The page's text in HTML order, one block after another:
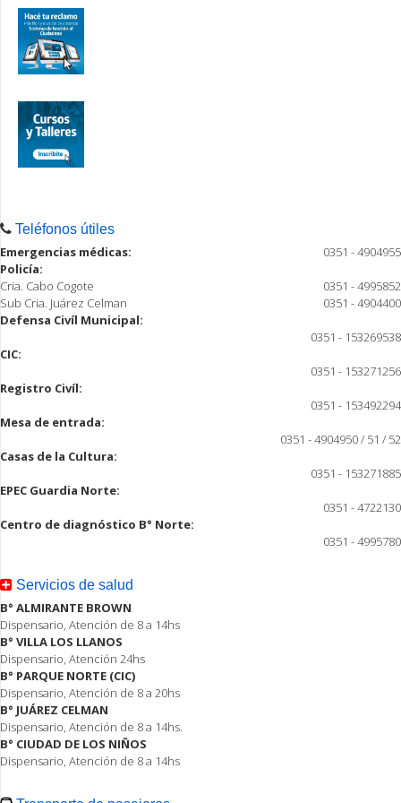
Teléfonos útiles
Emergencias médicas:
0351 - 4904955
Policía:
Cria. Cabo Cogote
0351 - 4995852
Sub Cria. Juárez Celman
0351 - 4904400
Defensa Civíl Municipal:
0351 - 153269538
CIC:
0351 - 153271256
Registro Civíl:
0351 - 153492294
Mesa de entrada:
0351 - 4904950 / 51 / 52
Casas de la Cultura:
0351 - 153271885
EPEC Guardia Norte:
0351 - 4722130
Centro de diagnóstico B° Norte:
0351 - 4995780
Servicios de salud
B° ALMIRANTE BROWN
Dispensario, Atención de 8 a 14hs
B° VILLA LOS LLANOS
Dispensario, Atención 24hs
B° PARQUE NORTE (CIC)
Dispensario, Atención de 8 a 20hs
B° JUÁREZ CELMAN
Dispensario, Atención de 8 a 14hs.
B° CIUDAD DE LOS NIÑOS
Dispensario, Atención de 8 a 14hs